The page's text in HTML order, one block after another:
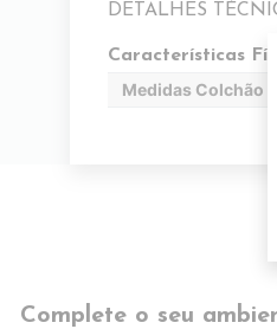
DETALHES
Características
Medidas Colchão
Complete o seu